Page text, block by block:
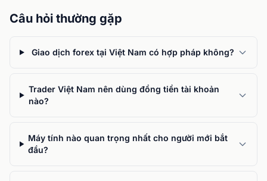
Câu hỏi thường gặp
Giao dịch forex tại Việt Nam có hợp pháp không?
Trader Việt Nam nên dùng đồng tiền tài khoản
nào?
Máy tính nào quan trọng nhất cho người mới bắt
đầu?